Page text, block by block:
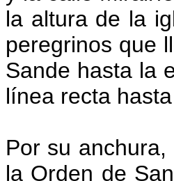
la altura de la
peregrinos que
Sande hasta la
línea recta
Por su
la Orden de